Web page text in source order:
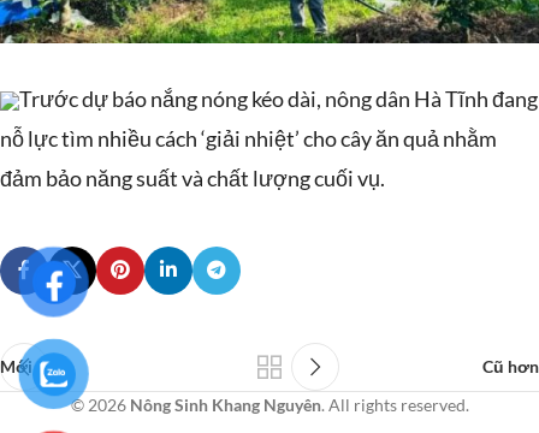
Trước dự báo nắng nóng kéo dài, nông dân Hà Tĩnh đang
nỗ lực tìm nhiều cách ‘giải nhiệt’ cho cây ăn quả nhằm
đảm bảo năng suất và chất lượng cuối vụ.
Mới hơn
Cũ hơn
© 2026 Nông Sinh Khang Nguyên. All rights reserved.